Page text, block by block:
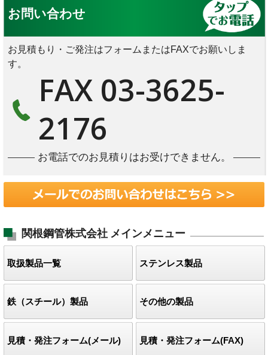
お問い合わせ
お見積もり・ご発注はフォームまたはFAXでお願いしま
す。
FAX 03-3625-
2176
お電話でのお見積りはお受けできません。
関根鋼管株式会社 メインメニュー
取扱製品一覧 ステンレス製品
鉄（スチール）製品 その他の製品
見積・発注フォーム(メール) 見積・発注フォーム(FAX)